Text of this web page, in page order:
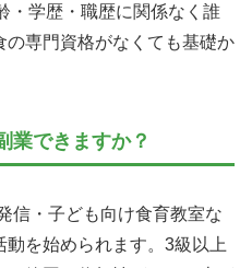
・学歴・職歴に関係なく誰
専門資格がなくても基礎か
業できますか？
信・子ども向け食育教室な
を始められます。3級以上